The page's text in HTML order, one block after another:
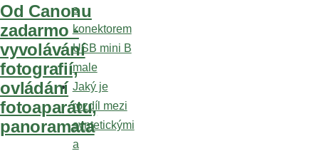
Od Canonu
zadarmo -
vyvolávání
fotografií,
ovládání
fotoaparátu,
panoramata
s
konektorem
USB mini B
male
Jaký je
rozdíl mezi
syntetickými
a